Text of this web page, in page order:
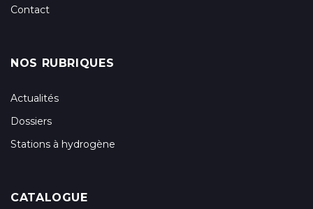
Contact
NOS RUBRIQUES
Actualités
Dossiers
Stations à hydrogène
CATALOGUE